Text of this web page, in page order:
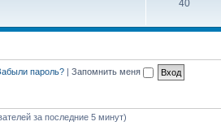
40
пароль? | Запомнить меня
за последние 5 минут)